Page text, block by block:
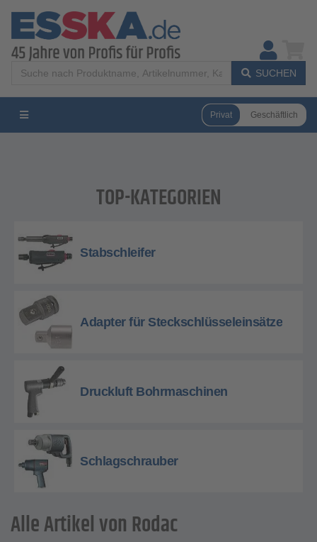
SUCHEN
Privat Geschäftlich
TOP-KATEGORIEN
Stabschleifer
Adapter für Steckschlüsseleinsätze
Druckluft Bohrmaschinen
Schlagschrauber
Alle Artikel von Rodac